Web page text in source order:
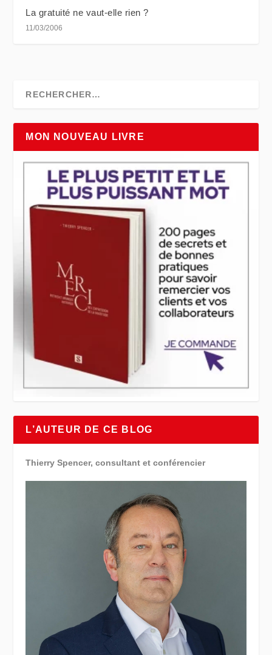
La gratuité ne vaut-elle rien ?
11/03/2006
MON NOUVEAU LIVRE
L’AUTEUR DE CE BLOG
Thierry Spencer, consultant et conférencier